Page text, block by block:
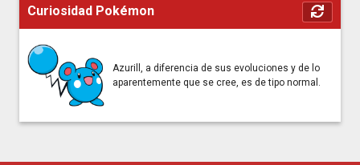
Curiosidad Pokémon
Azurill, a diferencia de sus evoluciones y de lo
aparentemente que se cree, es de tipo normal.